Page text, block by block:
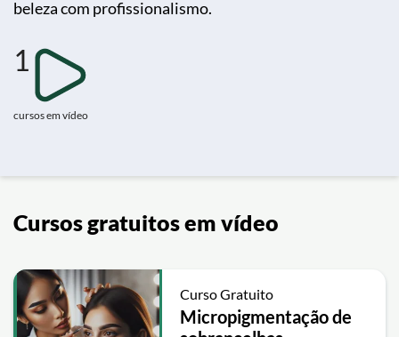
beleza com profissionalismo.
1
cursos em vídeo
Cursos gratuitos em vídeo
Curso Gratuito
Micropigmentação de